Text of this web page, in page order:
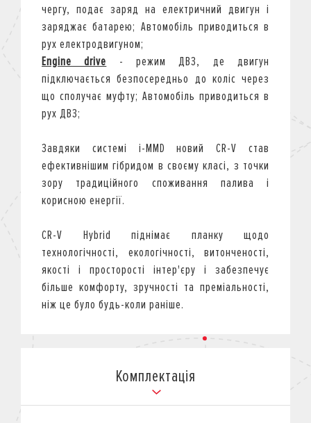
чергу, подає заряд на електричний двигун і
заряджає батарею; Автомобіль приводиться в
рух електродвигуном;
Engine drive - режим ДВЗ, де двигун
підключається безпосередньо до коліс через
що сполучає муфту; Автомобіль приводиться в
рух ДВЗ;
Завдяки системі i-MMD новий CR-V став
ефективнішим гібридом в своєму класі, з точки
зору традиційного споживання палива і
корисною енергії.
CR-V Hybrid піднімає планку щодо
технологічності, екологічності, витонченості,
якості і просторості інтер'єру і забезпечує
більше комфорту, зручності та преміальності,
ніж це було будь-коли раніше.
Комплектація